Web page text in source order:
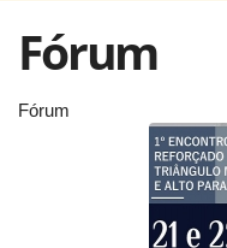
Fórum
Fórum